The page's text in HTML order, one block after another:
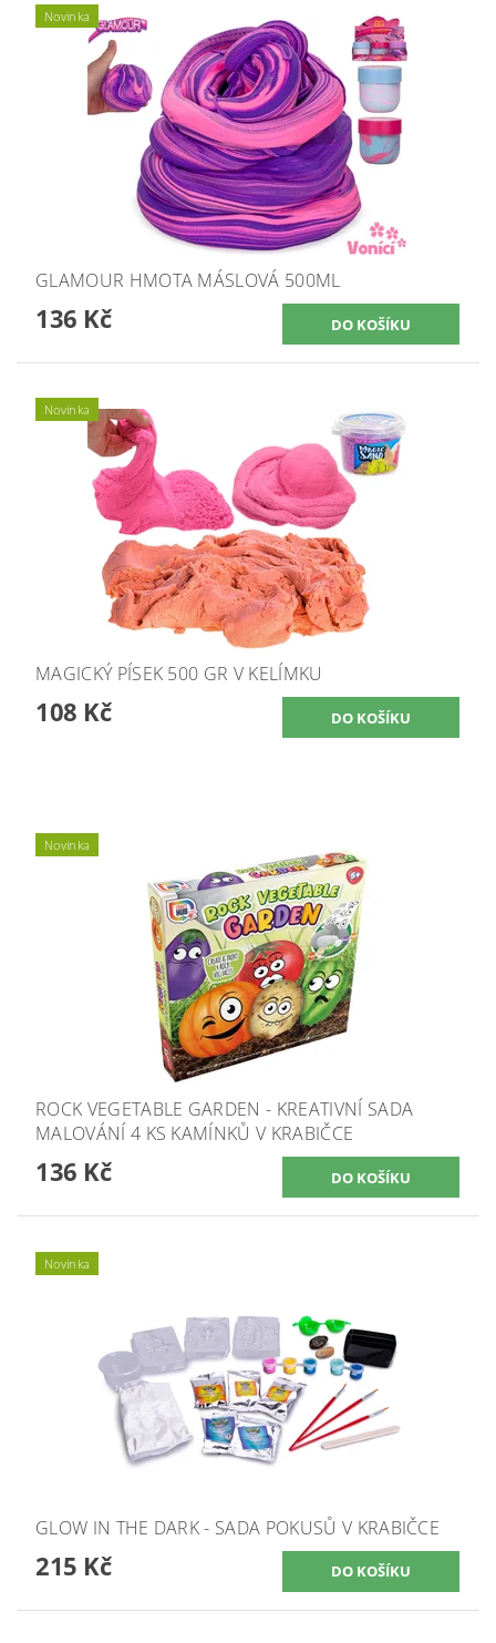
Novinka
GLAMOUR HMOTA MÁSLOVÁ 500ML
136 Kč
Novinka
MAGICKÝ PÍSEK 500 GR V KELÍMKU
108 Kč
Novinka
ROCK VEGETABLE GARDEN - KREATIVNÍ SADA
MALOVÁNÍ 4 KS KAMÍNKŮ V KRABIČCE
136 Kč
Novinka
GLOW IN THE DARK - SADA POKUSŮ V KRABIČCE
215 Kč